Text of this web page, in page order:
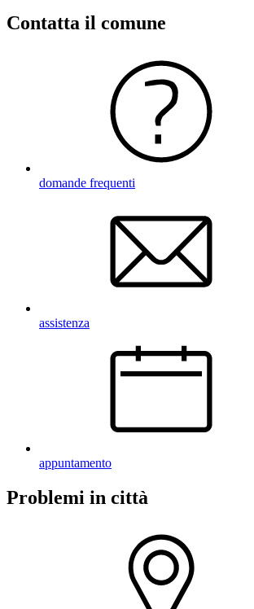
Contatta il comune
domande frequenti
assistenza
appuntamento
Problemi in città